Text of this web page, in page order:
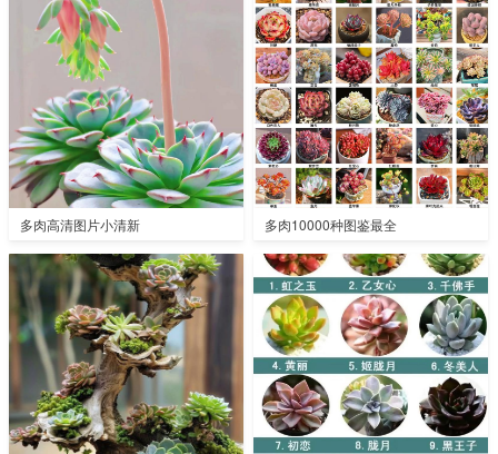
多肉高清图片小清新 多肉10000种图鉴最全